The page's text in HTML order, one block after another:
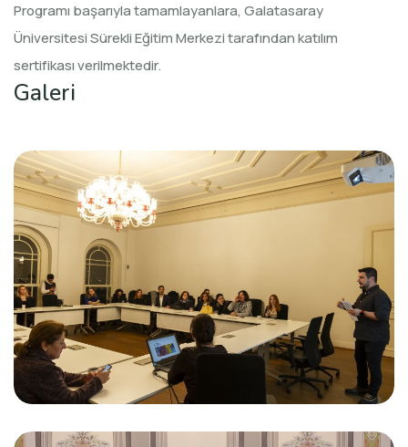
Programı başarıyla tamamlayanlara, Galatasaray
Üniversitesi Sürekli Eğitim Merkezi tarafından katılım
sertifikası verilmektedir.
Galeri